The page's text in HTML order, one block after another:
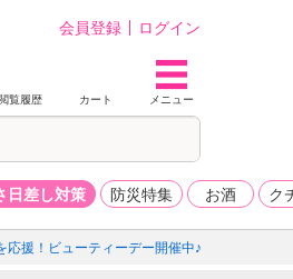
会員登録 ログイン
覧履歴 カート メニュー
日差し対策 防災特集 お酒 ク
応援！ビューティーデー開催中♪